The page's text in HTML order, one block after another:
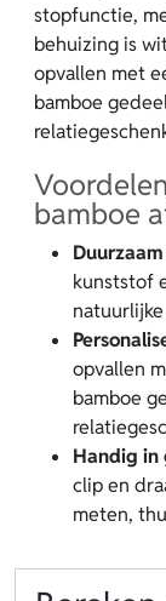
stopfunctie,
behuizing is
opvallen met
bamboe
bamboe
kunststof
opvallen
bamboe
Handig in
clip en
meten,